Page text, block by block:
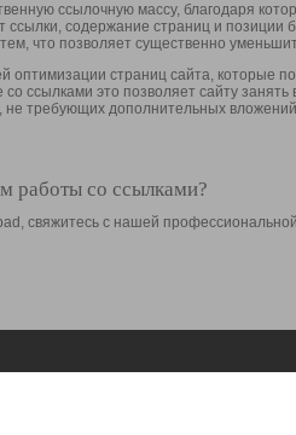
ссылочную массу, благодаря
ссылки, содержание страниц и
что позволяет существенно
страниц сайта, которые
ссылками это позволяет сайту
требующих дополнительных
работы со ссылками?
свяжитесь с нашей